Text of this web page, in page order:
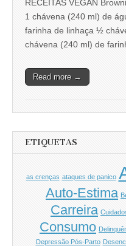
RECEITAS VEGAN
1 chávena (240 ml) de
farinha de linhaça ½
chávena (240 ml) de
Read more →
ETIQUETAS
as crenças ataques de panico
Auto-Estima
Carreira
Consumo
Depressão Pós-Parto